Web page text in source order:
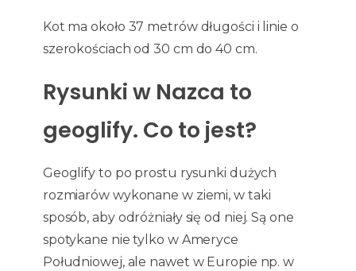
Kot ma około 37 metrów długości i linie o
szerokościach od 30 cm do 40 cm.
Rysunki w Nazca to
geoglify. Co to jest?
Geoglify to po prostu rysunki dużych
rozmiarów wykonane w ziemi, w taki
sposób, aby odróżniały się od niej. Są one
spotykane nie tylko w Ameryce
Południowej, ale nawet w Europie np. w